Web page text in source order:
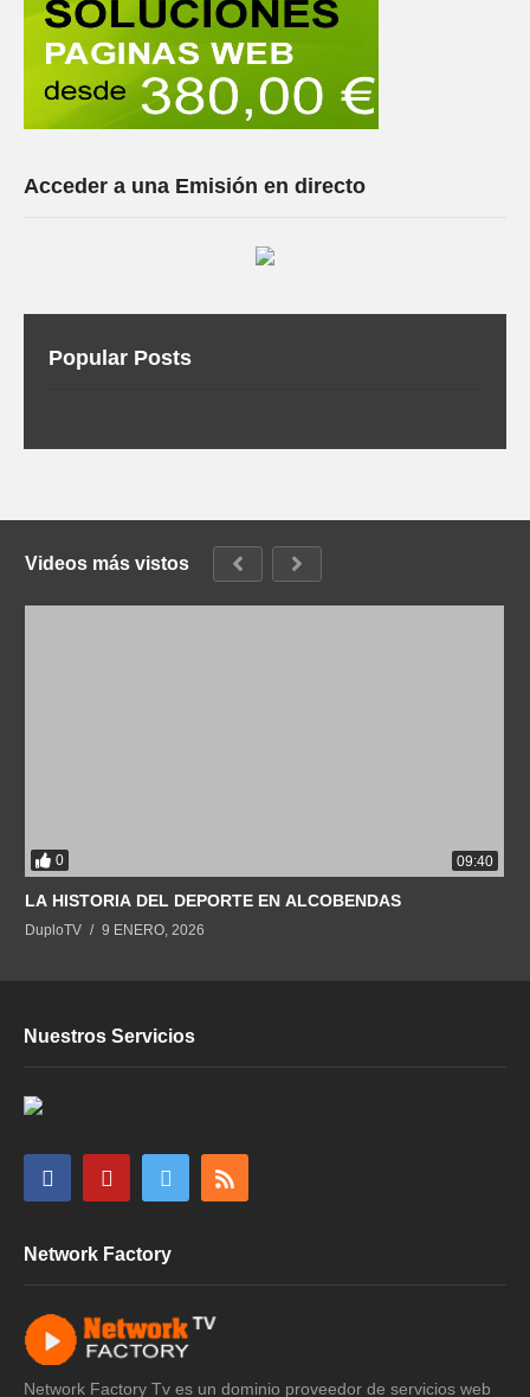
Acceder a una Emisión en directo
Popular Posts
Videos más vistos
0 09:40
LA HISTORIA DEL DEPORTE EN ALCOBENDAS
DuploTV 9 ENERO, 2026
Nuestros Servicios
Network Factory
Network Factory Tv es un dominio proveedor de servicios web